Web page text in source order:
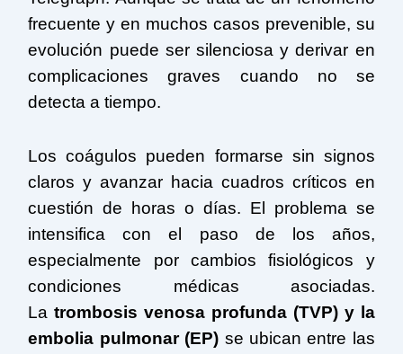
frecuente y en muchos casos prevenible, su
evolución puede ser silenciosa y derivar en
complicaciones graves cuando no se
detecta a tiempo.
Los coágulos pueden formarse sin signos
claros y avanzar hacia cuadros críticos en
cuestión de horas o días. El problema se
intensifica con el paso de los años,
especialmente por cambios fisiológicos y
condiciones médicas asociadas.
Latrombosis venosa profunda (TVP)y la
embolia pulmonar (EP) se ubican entre las